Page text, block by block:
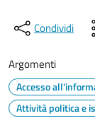
Condividi
Argomenti
Accesso
Attività politica e